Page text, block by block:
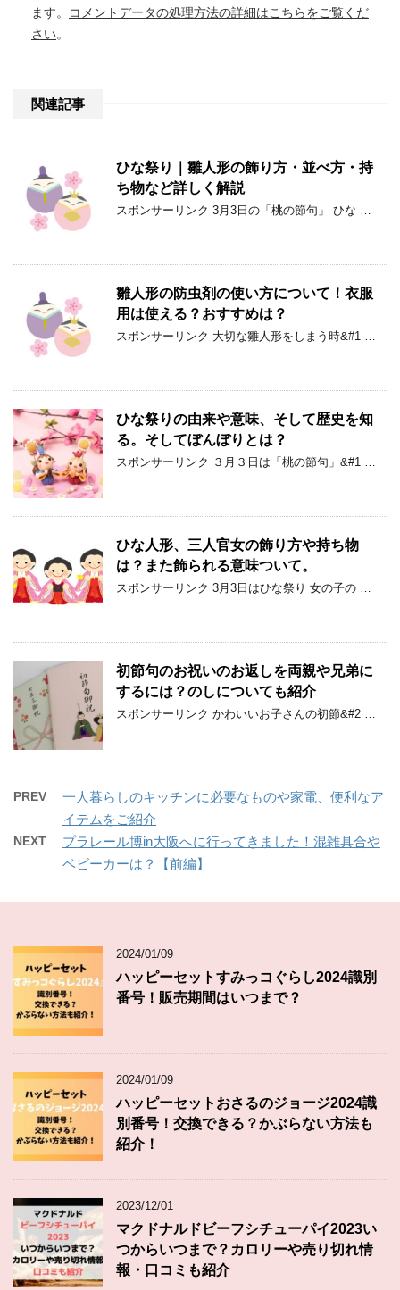
ます。
コメントデータの処理方法の詳細はこちらをご覧くだ
さい。
関連記事
ひな祭り｜雛人形の飾り方・並べ方・持
ち物など詳しく解説
スポンサーリンク 3月3日の「桃の節句」 ひな …
雛人形の防虫剤の使い方について！衣服
用は使える？おすすめは？
スポンサーリンク 大切な雛人形をしまう時&#1 …
ひな祭りの由来や意味、そして歴史を知
る。そしてぼんぼりとは？
スポンサーリンク ３月３日は「桃の節句」&#1 …
ひな人形、三人官女の飾り方や持ち物
は？また飾られる意味ついて。
スポンサーリンク 3月3日はひな祭り 女の子の …
初節句のお祝いのお返しを両親や兄弟に
するには？のしについても紹介
スポンサーリンク かわいいお子さんの初節&#2 …
PREV
一人暮らしのキッチンに必要なものや家電、便利なア
イテムをご紹介
NEXT
プラレール博in大阪へに行ってきました！混雑具合や
ベビーカーは？【前編】
2024/01/09
ハッピーセットすみっコぐらし2024識別
番号！販売期間はいつまで？
2024/01/09
ハッピーセットおさるのジョージ2024識
別番号！交換できる？かぶらない方法も
紹介！
2023/12/01
マクドナルドビーフシチューパイ2023い
つからいつまで？カロリーや売り切れ情
報・口コミも紹介